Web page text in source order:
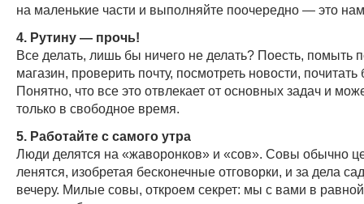
на маленькие части и выполняйте поочередно — это
4. Рутину — прочь!
Все делать, лишь бы ничего не делать? Поесть, помыть
магазин, проверить почту, посмотреть новости,
Понятно, что все это отвлекает от основных задач и
только в свободное время.
5. Работайте с самого утра
Люди делятся на «жаворонков» и «сов». Совы обычно
ленятся, изобретая бесконечные отговорки, и за дела
вечеру. Милые совы, откроем секрет: мы с вами в